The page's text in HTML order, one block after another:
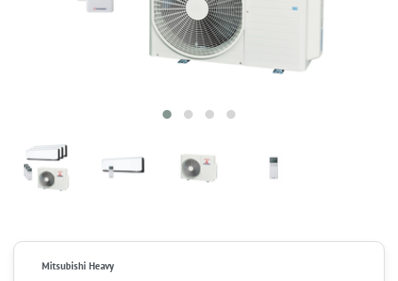
Mitsubishi Heavy